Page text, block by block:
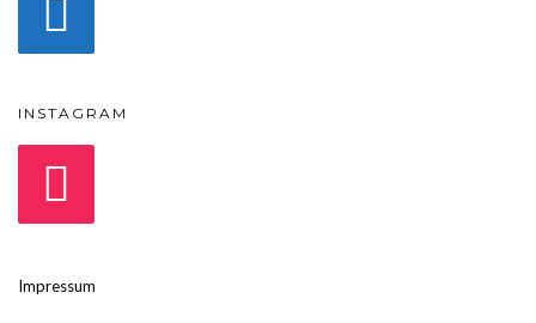
INSTAGRAM
Impressum